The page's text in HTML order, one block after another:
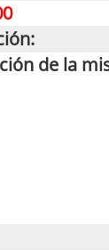
de la